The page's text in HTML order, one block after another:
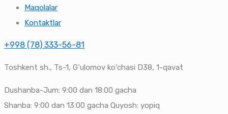
Maqolalar
Kontaktlar
+998 (78) 333-56-81
Toshkent sh., Ts-1, G‘ulomov ko‘chasi D38, 1-qavat
Dushanba-Jum: 9:00 dan 18:00 gacha
Shanba: 9:00 dan 13:00 gacha Quyosh: yopiq